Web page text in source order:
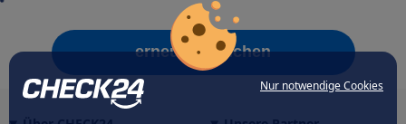
Nur notwendige Cookies
erneut versuchen